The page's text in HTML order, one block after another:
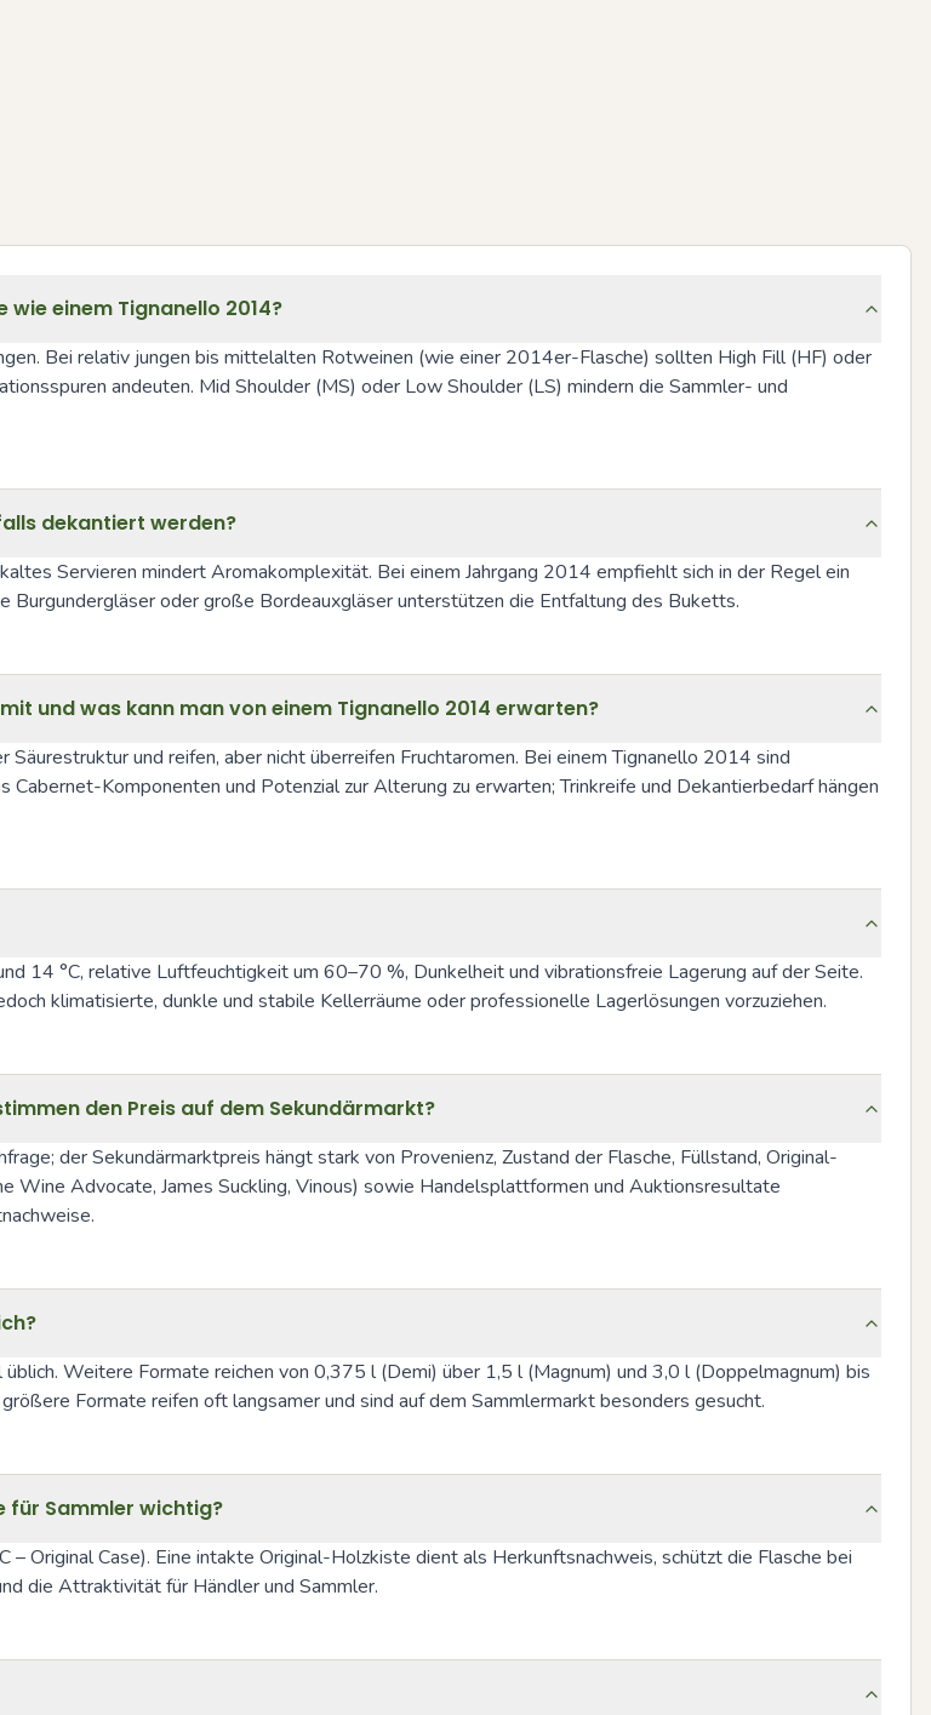
einem Tignanello 2014?
Bei relativ jungen bis mittelalten Rotweinen (wie einer 2014er-Flasche) sollten High Fill (HF) oder
andeuten. Mid Shoulder (MS) oder Low Shoulder (LS) mindern die Sammler- und
dekantiert werden?
Servieren mindert Aromakomplexität. Bei einem Jahrgang 2014 empfiehlt sich in der Regel ein
Burgundergläser oder große Bordeauxgläser unterstützen die Entfaltung des Buketts.
und was kann man von einem Tignanello 2014 erwarten?
und reifen, aber nicht überreifen Fruchtaromen. Bei einem Tignanello 2014 sind
Komponenten und Potenzial zur Alterung zu erwarten; Trinkreife und Dekantierbedarf hängen
14 °C, relative Luftfeuchtigkeit um 60–70 %, Dunkelheit und vibrationsfreie Lagerung auf der Seite.
klimatisierte, dunkle und stabile Kellerräume oder professionelle Lagerlösungen vorzuziehen.
den Preis auf dem Sekundärmarkt?
der Sekundärmarktpreis hängt stark von Provenienz, Zustand der Flasche, Füllstand, Original-
Wine Advocate, James Suckling, Vinous) sowie Handelsplattformen und Auktionsresultate
Weitere Formate reichen von 0,375 l (Demi) über 1,5 l (Magnum) und 3,0 l (Doppelmagnum) bis
Formate reifen oft langsamer und sind auf dem Sammlermarkt besonders gesucht.
für Sammler wichtig?
Original Case). Eine intakte Original-Holzkiste dient als Herkunftsnachweis, schützt die Flasche bei
die Attraktivität für Händler und Sammler.